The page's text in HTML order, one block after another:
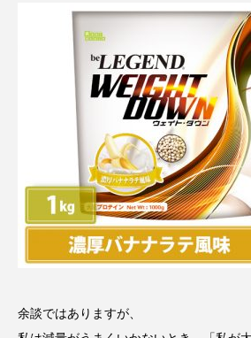
余談ではありますが、